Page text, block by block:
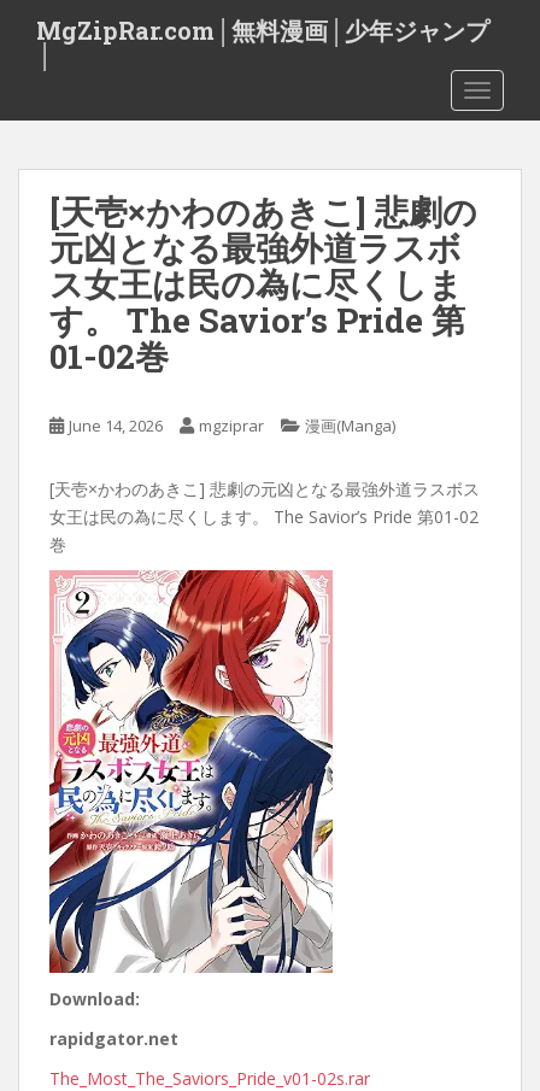
t
MgZipRar.com│無料漫画│少年ジャンプ
[天壱×かわのあきこ] 悲劇の
元凶となる最強外道ラスボ
ス女王は民の為に尽くしま
す。 The Savior’s Pride 第
01-02巻
June 14, 2026 mgziprar 漫画(Manga)
[天壱×かわのあきこ] 悲劇の元凶となる最強外道ラスボス
女王は民の為に尽くします。 The Savior’s Pride 第01-02
巻
Download:
rapidgator.net
The_Most_The_Saviors_Pride_v01-02s.rar